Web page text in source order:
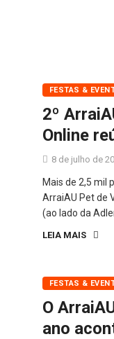
FESTAS &
2º
Online
8 de julho de
Mais de 2,5 mil
ArraiAU Pet de
(ao lado da
LEIA MAIS
FESTAS &
O
ano